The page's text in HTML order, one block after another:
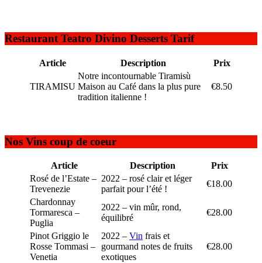
Restaurant Teatro Divino Desserts Tarif
Article Description Prix
TIRAMISU
Notre incontournable Tiramisù
Maison au Café dans la plus pure
tradition italienne !
€8.50
Nos Vins coup de coeur
Article Description
Prix
Rosé de l’Estate –
Trevenezie
2022 – rosé clair et léger
parfait pour l’été !
€18.00
Chardonnay
Tormaresca –
Puglia
2022 – vin mûr, rond,
équilibré
€28.00
Pinot Griggio le
Rosse Tommasi –
Venetia
2022 – Vin frais et
gourmand notes de fruits
exotiques
€28.00